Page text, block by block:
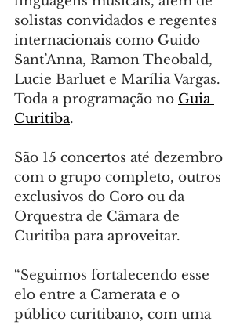
solistas convidados e regentes
internacionais como Guido
Sant’Anna, Ramon Theobald,
Lucie Barluet e Marília Vargas.
Toda a programação no Guia
Curitiba.
São 15 concertos até dezembro
com o grupo completo, outros
exclusivos do Coro ou da
Orquestra de Câmara de
Curitiba para aproveitar.
“Seguimos fortalecendo esse
elo entre a Camerata e o
público curitibano, com uma